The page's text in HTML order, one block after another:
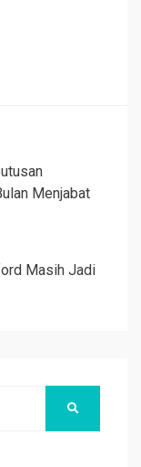
Menjabat
Masih Jadi